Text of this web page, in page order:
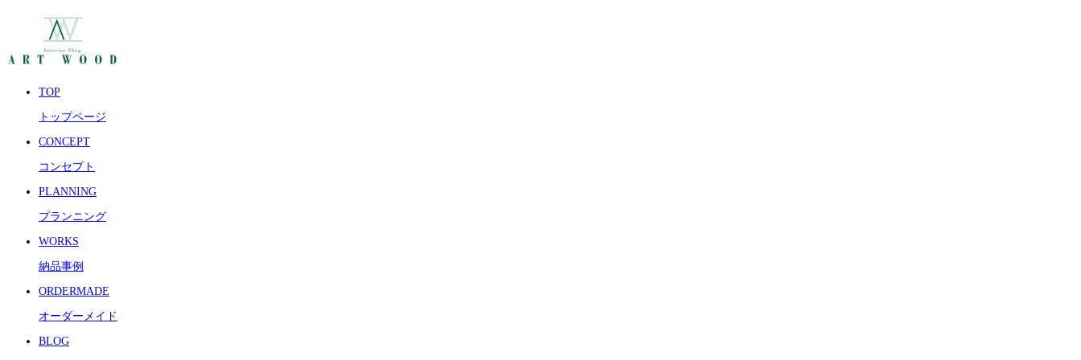
TOP
トップページ
CONCEPT
コンセプト
PLANNING
プランニング
WORKS
納品事例
ORDERMADE
オーダーメイド
BLOG